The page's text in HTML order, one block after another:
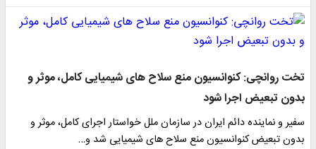
تخت روانچی: کنوانسیون منع سلاح های شیمیایی کامل، موثر و
بدون تبعیض اجرا شود
سفیر و نماینده دائم ایران در سازمان ملل خواستار اجرای کامل، موثر و
بدون تبعیض کنوانسیون منع سلاح های شیمیایی شد و…